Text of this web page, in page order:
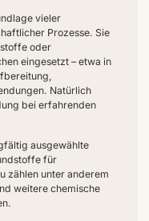
vieler
Prozesse. Sie
oder
eingesetzt – etwa in
Natürlich
bei erfahrenden
ausgewählte
für
zählen unter anderem
weitere chemische